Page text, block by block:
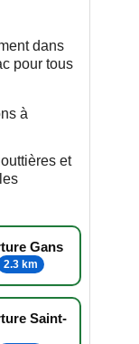
dans
pour tous
à
et
Gans
2.3 km
Saint-